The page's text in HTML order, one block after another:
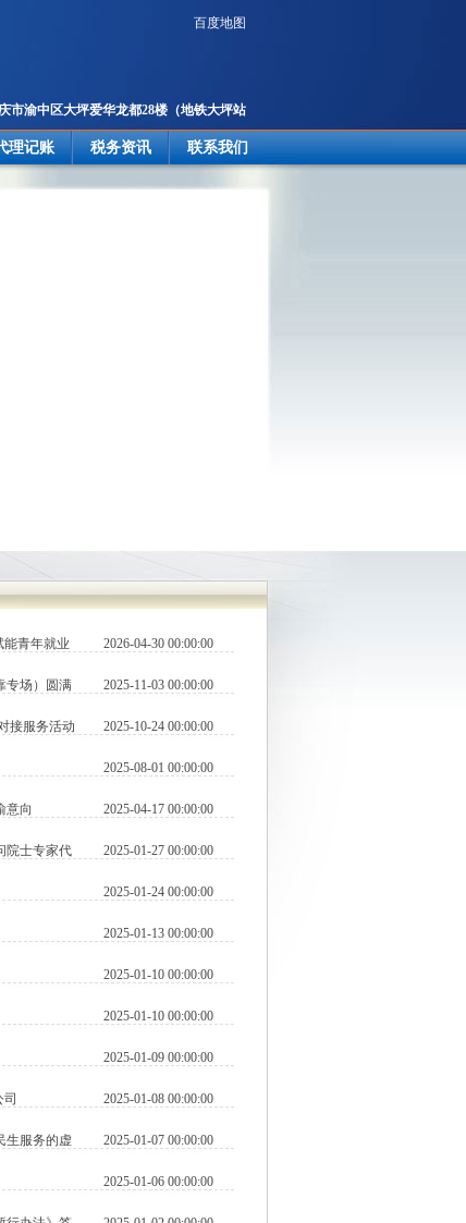
百度地图
市渝中区大坪爱华龙都28楼 （地铁大坪站
出口楼上）
理记账 税务资讯 联系我们
2026-04-30 00:00:00
能青年就业
2025-11-03 00:00:00
专场）圆满
2025-10-24 00:00:00
接服务活动
2025-08-01 00:00:00
2025-04-17 00:00:00
意向
2025-01-27 00:00:00
院士专家代
2025-01-24 00:00:00
2025-01-13 00:00:00
2025-01-10 00:00:00
2025-01-10 00:00:00
2025-01-09 00:00:00
2025-01-08 00:00:00
2025-01-07 00:00:00
生服务的虚
2025-01-06 00:00:00